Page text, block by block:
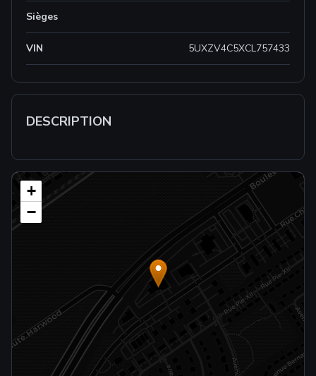
Sièges
VIN 5UXZV4C5XCL757433
DESCRIPTION
+
−